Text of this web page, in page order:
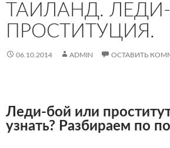
ТАИЛАНД.
ПРОСТИТУЦИЯ.
06.10.2014 ADMIN ОСТАВИТЬ
Леди-бой или
узнать? Разбираем по